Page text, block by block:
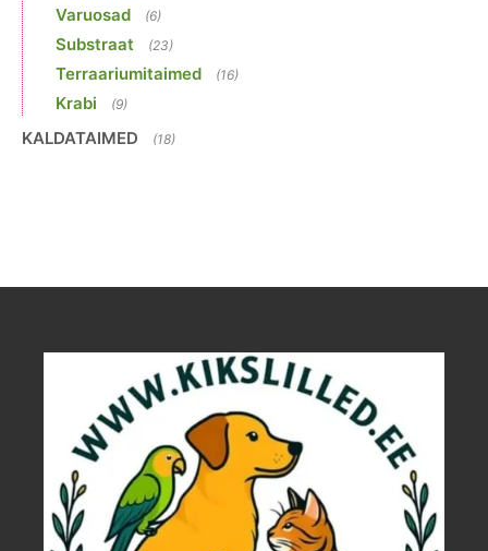
Varuosad (6)
Substraat (23)
Terraariumitaimed (16)
Krabi (9)
KALDATAIMED (18)